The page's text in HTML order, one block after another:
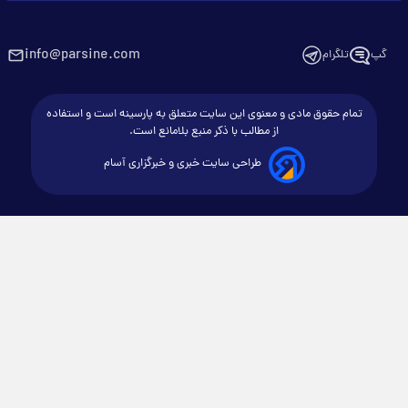
گپ تلگرام info@parsine.com
تمام حقوق مادی و معنوی این سایت متعلق به پارسینه است و استفاده
از مطالب با ذکر منبع بلامانع است.
طراحی سایت خبری و خبرگزاری آسام